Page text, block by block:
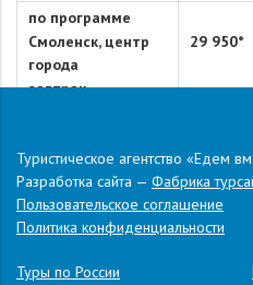
по программе
Смоленск, центр
города
завтрак
29 950*
транспортное обслуживание,
проживание,
питание по программе(2
экскурсионное обслуживание.
Туристическое агентство «Едем
Разработка сайта — Фабрика
Пользовательское соглашение
Политика конфиденциальности
Туры по России